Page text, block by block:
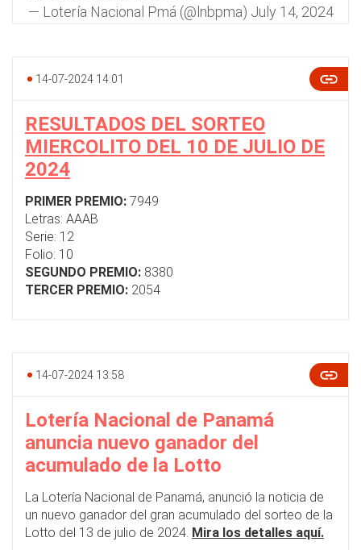
— Lotería Nacional Pmá (@lnbpma) July 14, 2024
14-07-2024 14:01
RESULTADOS DEL SORTEO
MIERCOLITO DEL 10 DE JULIO DE
2024
PRIMER PREMIO: 7949
Letras: AAAB
Serie: 12
Folio: 10
SEGUNDO PREMIO: 8380
TERCER PREMIO: 2054
14-07-2024 13:58
Lotería Nacional de Panamá
anuncia nuevo ganador del
acumulado de la Lotto
La Lotería Nacional de Panamá, anunció la noticia de
un nuevo ganador del gran acumulado del sorteo de la
Lotto del 13 de julio de 2024. Mira los detalles aquí.